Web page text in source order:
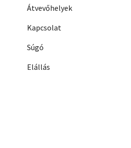
Átvevőhelyek
Kapcsolat
Súgó
Elállás